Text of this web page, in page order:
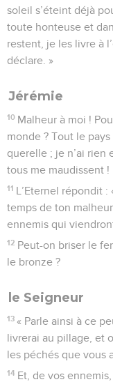
soleil s’éteint déjà
toute honteuse et
restent, je les livre à
déclare. »
Jérémie
10 Malheur à moi !
monde ? Tout le
querelle ; je n’ai rien
tous me maudissent !
11 L’Eternel répondit
temps de ton
ennemis qui
12 Peut-on briser le
le bronze ?
le Seigneur
13 « Parle ainsi à ce
livrerai au pillage, et
les péchés que vous
14 Et, de vos